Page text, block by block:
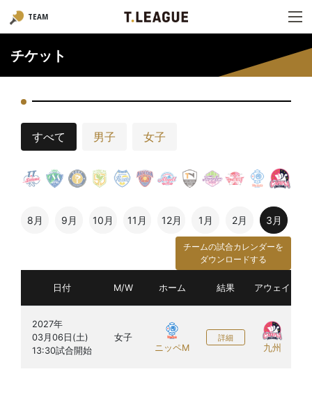
TEAM
チケット
すべて 男子 女子
8月 9月 10月 11月 12月 1月 2月 3月
チームの試合カレンダーを
ダウンロードする
日付 M/W ホーム 結果 アウェイ
2027年
03月06日(土)
女子
ニッペM
詳細
九州